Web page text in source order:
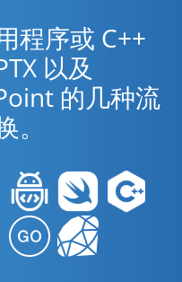
程序或 C++
以及
的几种流